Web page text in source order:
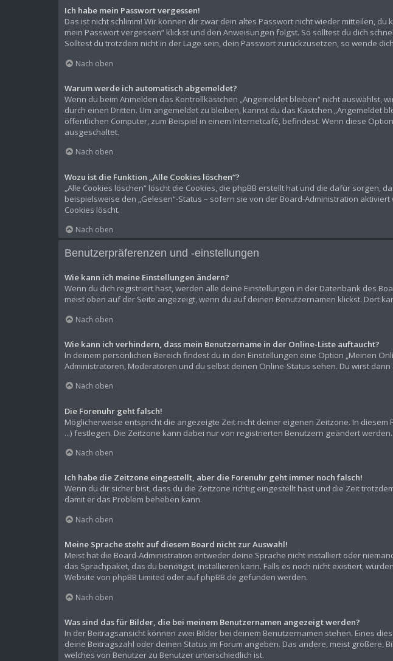
Ich habe mein Passwort vergessen!
Das ist nicht schlimm! Wir können dir zwar dein altes Passwort nicht wieder mitteilen,
mein Passwort vergessen“ klickst und den Anweisungen folgst. So solltest du dich
Solltest du trotzdem nicht in der Lage sein, dein Passwort zurückzusetzen, so wende
Nach oben
Warum werde ich automatisch abgemeldet?
Wenn du beim Anmelden das Kontrollkästchen „Angemeldet bleiben“ nicht
durch einen Dritten. Um angemeldet zu bleiben, kannst du das Kästchen „Angemeldet
öffentlichen Computer, zum Beispiel in einem Internetcafé, befindest. Wenn diese
ausgeschaltet.
Nach oben
Wozu ist die Funktion „Alle Cookies löschen“?
„Alle Cookies löschen“ löscht die Cookies, die phpBB erstellt hat und die dafür sorgen,
beispielsweise den „Gelesen“-Status – sofern sie von der Board-Administration
Cookies löscht.
Nach oben
Benutzerpräferenzen und -einstellungen
Wie kann ich meine Einstellungen ändern?
Wenn du dich registriert hast, werden alle deine Einstellungen in der Datenbank des
meist oben auf der Seite angezeigt, wenn du auf deinen Benutzernamen klickst. Dort
Nach oben
Wie kann ich verhindern, dass mein Benutzername in der Online-Liste auftaucht?
In deinem persönlichen Bereich findest du in den Einstellungen eine Option „Meinen
Administratoren, Moderatoren und du selbst deinen Online-Status sehen. Du wirst
Nach oben
Die Forenuhr geht falsch!
Möglicherweise entspricht die angezeigte Zeit nicht deiner eigenen Zeitzone. In
...) festlegen. Die Zeitzone kann dabei nur von registrierten Benutzern geändert
Nach oben
Ich habe die Zeitzone eingestellt, aber die Forenuhr geht immer noch falsch!
Wenn du dir sicher bist, dass du die Zeitzone richtig eingestellt hast und die Zeit
damit er das Problem beheben kann.
Nach oben
Meine Sprache steht auf diesem Board nicht zur Auswahl!
Meist hat die Board-Administration entweder deine Sprache nicht installiert oder
das Sprachpaket, das du benötigst, installieren kann. Falls es noch nicht existiert,
Website von phpBB Limited oder aufphpBB.de gefunden werden.
Nach oben
Was sind das für Bilder, die bei meinem Benutzernamen angezeigt werden?
In der Beitragsansicht können zwei Bilder bei deinem Benutzernamen stehen. Eines
deine Beitragszahl oder deinen Status im Forum angeben. Das andere, meist größere,
welches von Benutzer zu Benutzer unterschiedlich ist.